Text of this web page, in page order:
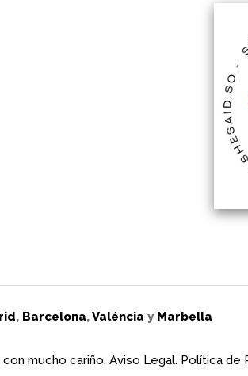
, Barcelona,Valéncia y Marbella
mucho cariño. Aviso Legal. Política de